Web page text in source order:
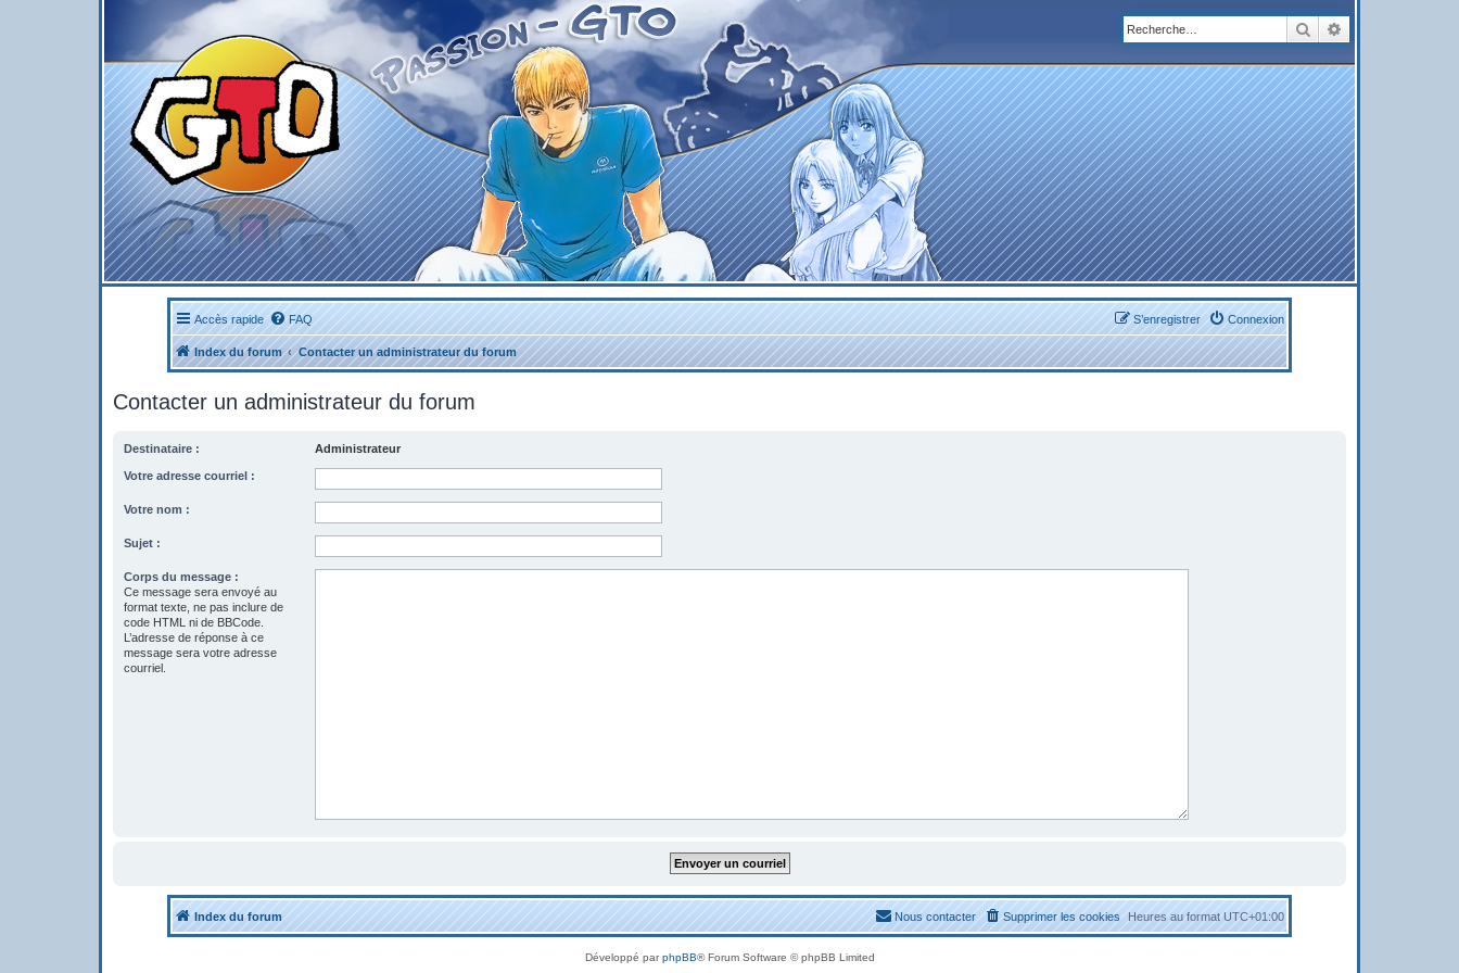
Rechercher
Accès rapide FAQ Connexion
S’enregistrer
Index du forum Contacter un administrateur du forum
Contacter un administrateur du forum
Destinataire : Administrateur
Votre adresse courriel :
Votre nom :
Sujet :
Corps du message :
Ce message sera envoyé au
format texte, ne pas inclure de
code HTML ni de BBCode.
L’adresse de réponse à ce
message sera votre adresse
courriel.
Index du forum Heures au formatUTC+01:00
Supprimer les cookies
Nous contacter
Développé parphpBB® Forum Software © phpBB Limited